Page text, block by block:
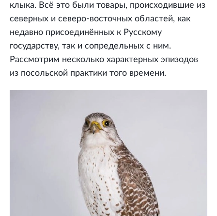
клыка. Всё это были товары, происходившие из
северных и северо-восточных областей, как
недавно присоединённых к Русскому
государству, так и сопредельных с ним.
Рассмотрим несколько характерных эпизодов
из посольской практики того времени.